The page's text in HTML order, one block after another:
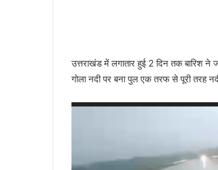
उत्तराखंड में लगातार हुई 2 दिन तक बारिश ने
गोला नदी पर बना पुल एक तरफ से पूरी तरह
Video